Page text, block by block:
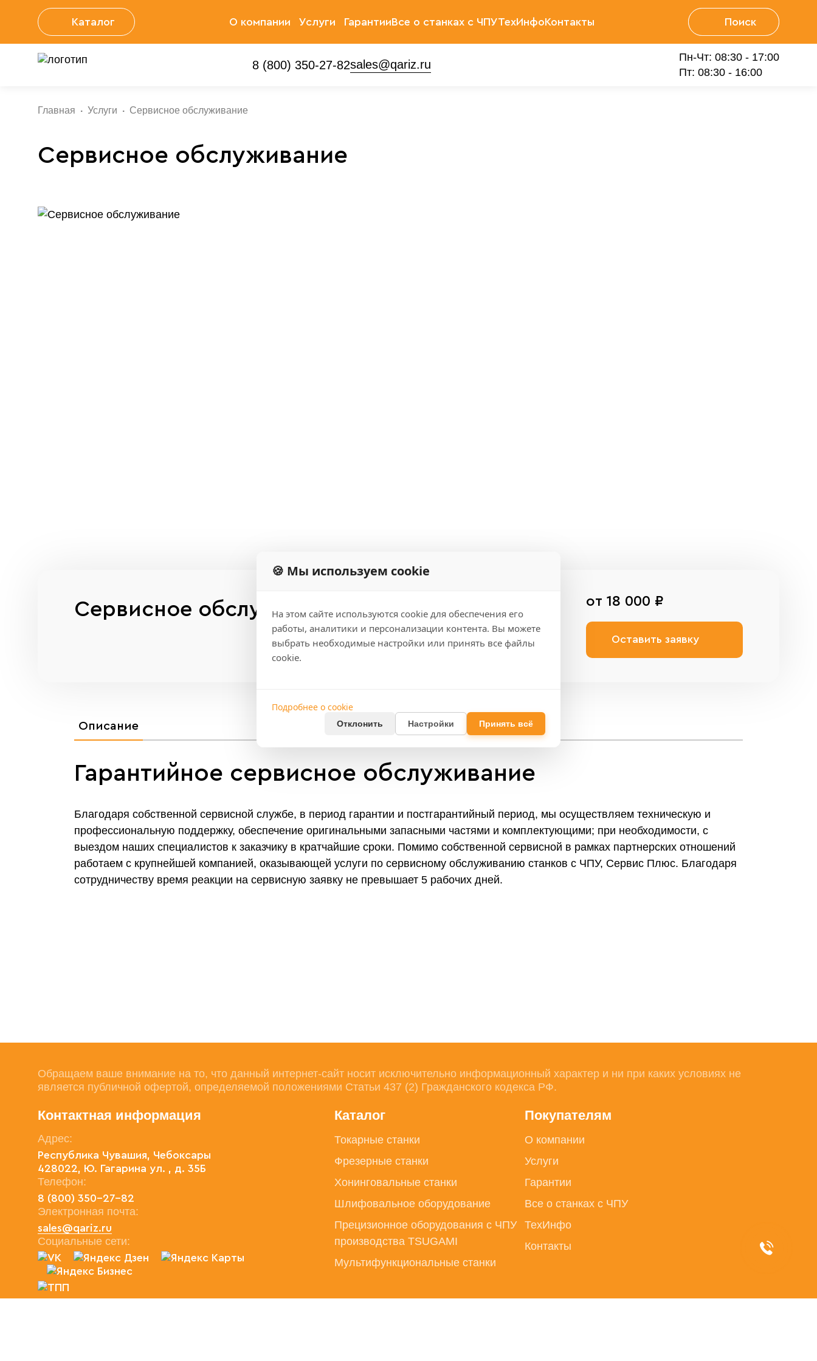
Каталог О компании
Новости
Услуги
Инжиниринг
Сервисное
ГарантииВсе о станках с ЧПУТехИнфоКонтакты Поиск
8 (800) 350-27-82sales@qariz.ru
Пн-Чт: 08:30 - 17:00
Пт: 08:30 - 16:00
Главная Услуги Сервисное обслуживание
Сервисное обслуживание
Сервисное обслуживание от 18 000 ₽
Оставить заявку
Описание
Гарантийное сервисное обслуживание
Благодаря собственной сервисной службе, в период гарантии и постгарантийный период, мы осуществляем техническую и
профессиональную поддержку, обеспечение оригинальными запасными частями и комплектующими; при необходимости, с
выездом наших специалистов к заказчику в кратчайшие сроки. Помимо собственной сервисной в рамках партнерских отношений
работаем с крупнейшей компанией, оказывающей услуги по сервисному обслуживанию станков с ЧПУ, Сервис Плюс. Благодаря
сотрудничеству время реакции на сервисную заявку не превышает 5 рабочих дней.
Обращаем ваше внимание на то, что данный интернет-сайт носит исключительно информационный характер и ни при каких условиях не
является публичной офертой, определяемой положениями Статьи 437 (2) Гражданского кодекса РФ.
Контактная информация
Адрес:
Республика Чувашия, Чебоксары
428022, Ю. Гагарина ул. , д. 35Б
Телефон:
8 (800) 350-27-82
Электронная почта:
sales@qariz.ru
Социальные сети:
Каталог
Токарные станки
Фрезерные станки
Хонинговальные станки
Шлифовальное оборудование
Прецизионное оборудования с ЧПУ
производства TSUGAMI
Мультифункциональные станки
Покупателям
О компании
Услуги
Гарантии
Все о станках с ЧПУ
ТехИнфо
Контакты
🍪 Мы используем cookie
На этом сайте используются cookie для обеспечения его
работы, аналитики и персонализации контента. Вы можете
выбрать необходимые настройки или принять все файлы
cookie.
Подробнее о cookie
Отклонить Настройки Принять всё